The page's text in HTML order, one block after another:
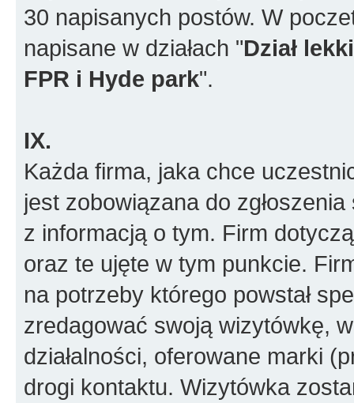
30 napisanych postów. W
napisane w działach "Dział
FPR i Hyde park".
IX.
Każda firma, jaka chce
jest zobowiązana do
z informacją o tym. Firm
oraz te ujęte w tym punkcie.
na potrzeby którego powstał
zredagować swoją wizytówkę,
działalności, oferowane marki
drogi kontaktu. Wizytówka